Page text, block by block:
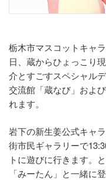
栃木市マスコットキャ
日、蔵からひょっこり
介とすごすスペシャル
交流館「蔵なび」およ
れます。
岩下の新生姜公式キャ
街市民ギャラリーで
トに遊びに行きます。
「みーたん」と一緒に